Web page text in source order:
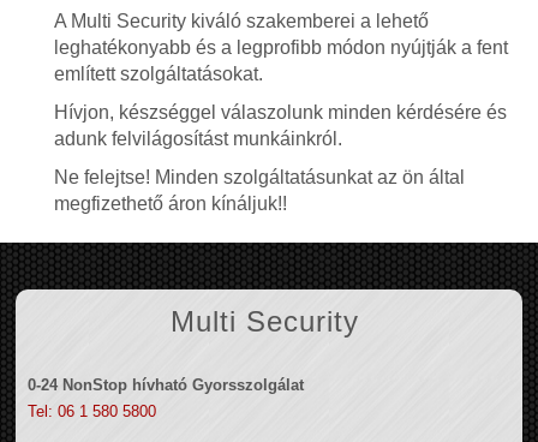
A Multi Security kiváló szakemberei a lehető
leghatékonyabb és a legprofibb módon nyújtják a fent
említett szolgáltatásokat.
Hívjon, készséggel válaszolunk minden kérdésére és
adunk felvilágosítást munkáinkról.
Ne felejtse! Minden szolgáltatásunkat az ön által
megfizethető áron kínáljuk!!
Multi Security
0-24 NonStop hívható Gyorsszolgálat
Tel: 06 1 580 5800